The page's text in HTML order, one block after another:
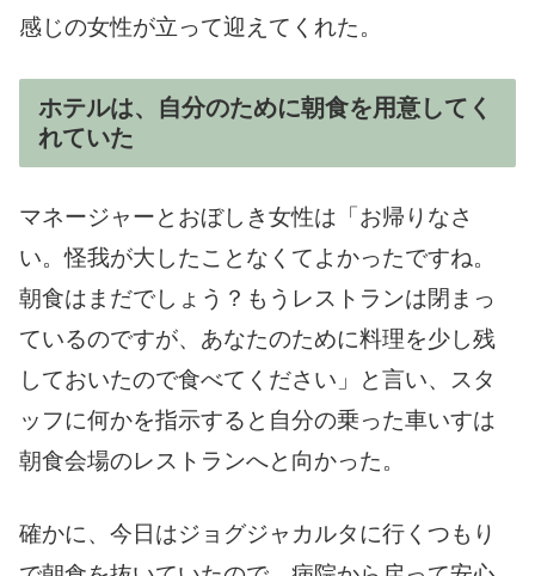
感じの女性が立って迎えてくれた。
ホテルは、自分のために朝食を用意してく
れていた
マネージャーとおぼしき女性は「お帰りなさ
い。怪我が大したことなくてよかったですね。
朝食はまだでしょう？もうレストランは閉まっ
ているのですが、あなたのために料理を少し残
しておいたので食べてください」と言い、スタ
ッフに何かを指示すると自分の乗った車いすは
朝食会場のレストランへと向かった。
確かに、今日はジョグジャカルタに行くつもり